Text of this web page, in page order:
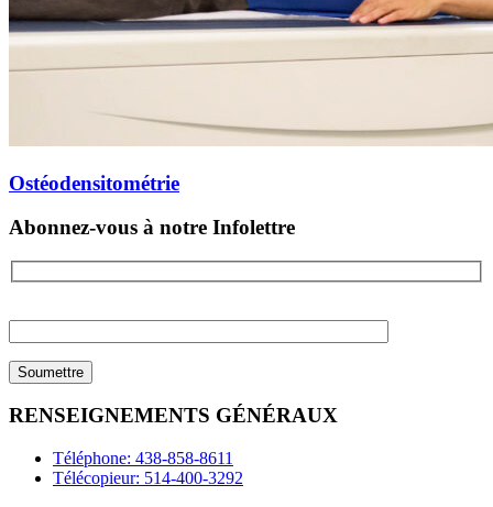
Ostéodensitométrie
Abonnez-vous à notre Infolettre
field
empty.
RENSEIGNEMENTS GÉNÉRAUX
Téléphone: 438-858-8611
Télécopieur: 514-400-3292